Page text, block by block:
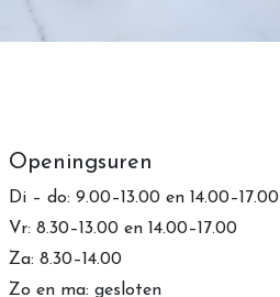
Openingsuren
Di – do: 9.00–13.00 en 14.00–17.00
Vr: 8.30–13.00 en 14.00–17.00
Za: 8.30–14.00
Zo en ma: gesloten